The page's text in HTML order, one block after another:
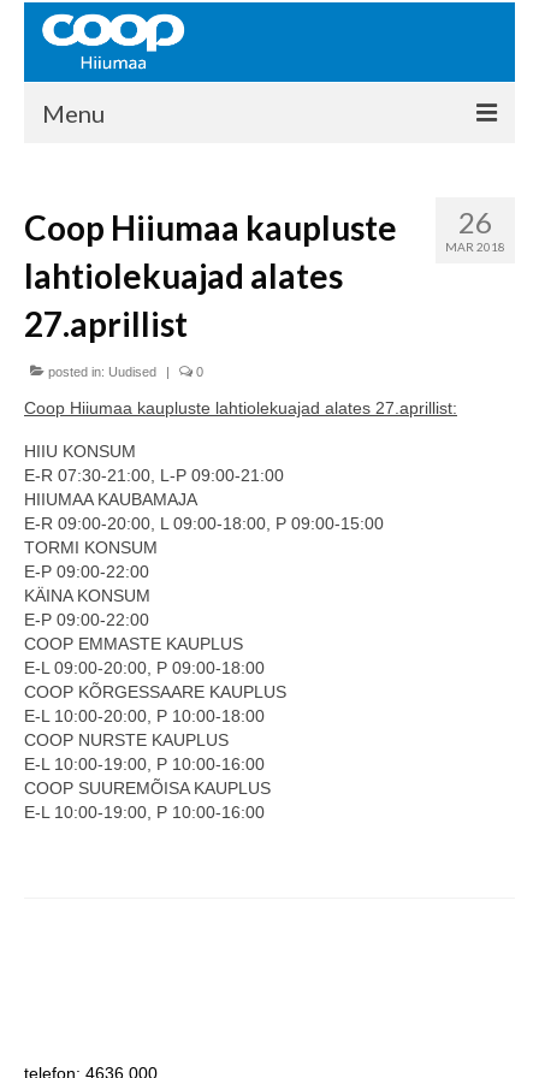
Menu
Kontakt
Liikmed
Ajalugu
KAUPLUSED
EHITUSKESKUS
KAUBAMAJA
KAMPAANIAD
COOP KLIENDIKAART
KINKEKAART
PAKUME TÖÖD
HIIUMAA KÖÖK JA PAGAR
MEIE PANUS
26
MAR 2018
Coop Hiiumaa kaupluste
lahtiolekuajad alates
27.aprillist
posted in: Uudised | 0
Coop Hiiumaa kaupluste lahtiolekuajad alates 27.aprillist:
HIIU KONSUM
E-R 07:30-21:00, L-P 09:00-21:00
HIIUMAA KAUBAMAJA
E-R 09:00-20:00, L 09:00-18:00, P 09:00-15:00
TORMI KONSUM
E-P 09:00-22:00
KÄINA KONSUM
E-P 09:00-22:00
COOP EMMASTE KAUPLUS
E-L 09:00-20:00, P 09:00-18:00
COOP KÕRGESSAARE KAUPLUS
E-L 10:00-20:00, P 10:00-18:00
COOP NURSTE KAUPLUS
E-L 10:00-19:00, P 10:00-16:00
COOP SUUREMÕISA KAUPLUS
E-L 10:00-19:00, P 10:00-16:00
telefon: 4636 000